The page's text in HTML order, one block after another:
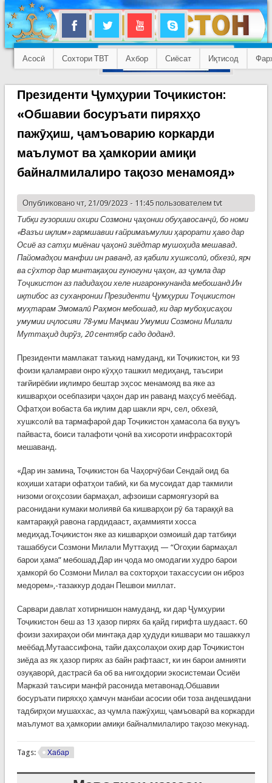
Асосӣ Сохтори ТВТ Ахбор Сиёсат Иқтисод
Президенти Ҷумҳурии Тоҷикистон:
«Обшавии босуръати пиряхҳо
пажӯҳиш, ҷамъоварию коркарди
маълумот ва ҳамкории амиқи
байналмилалиро тақозо менамояд»
Опубликовано чт, 21/09/2023 - 11:45 пользователем tvt
Тибқи гузориши охири Созмони ҷаҳонии обуҳавосанҷӣ, бо номи
«Вазъи иқлим» гармшавии ғайримаъмулии ҳарорати ҳаво дар
Осиё аз сатҳи миёнаи ҷаҳонӣ зиёдтар мушоҳида мешавад.
Пайомадҳои манфии ин раванд, аз қабили хушксолӣ, обхезӣ, ярч
ва сӯхтор дар минтақаҳои гуногуни ҷаҳон, аз ҷумла дар
Тоҷикистон аз падидаҳои хеле нигаронкунанда мебошанд.Ин
иқтибос аз суханронии Президенти Ҷумҳурии Тоҷикистон
муҳтарам Эмомалӣ Раҳмон мебошад, ки дар мубоҳисаҳои
умумии иҷлосияи 78-уми Маҷмаи Умумии Созмони Милали
Муттаҳид дирўз, 20 сентябр садо доданд.
Президенти мамлакат таъкид намуданд, ки Тоҷикистон, ки 93
фоизи қаламрави онро кӯҳҳо ташкил медиҳанд, таъсири
тағйирёбии иқлимро бештар эҳсос менамояд ва яке аз
кишварҳои осебпазири ҷаҳон дар ин раванд маҳсуб меёбад.
Офатҳои вобаста ба иқлим дар шакли ярч, сел, обхезӣ,
хушксолӣ ва тармафароӣ дар Тоҷикистон ҳамасола ба вуқуъ
пайваста, боиси талафоти ҷонӣ ва хисороти инфрасохторӣ
мешаванд.
«Дар ин замина, Тоҷикистон ба Чаҳорчӯбаи Сендай оид ба
коҳиши хатари офатҳои табиӣ, ки ба мусоидат дар такмили
низоми огоҳсозии бармаҳал, афзоиши сармоягузорӣ ва
расонидани кумаки молиявӣ ба кишварҳои рӯ ба тараққӣ ва
камтараққӣ равона гардидааст, аҳаммияти хосса
медиҳад.Тоҷикистон яке аз кишварҳои озмоишӣ дар татбиқи
ташаббуси Созмони Милали Муттаҳид — “Огоҳии бармаҳал
барои ҳама” мебошад.Дар ин ҷода мо омодагии худро барои
ҳамкорӣ бо Созмони Милал ва сохторҳои тахассусии он иброз
медорем»,-тазаккур додан Пешвои миллат.
Сарвари давлат хотирнишон намуданд, ки дар Ҷумҳурии
Тоҷикистон беш аз 13 ҳазор пирях ба қайд гирифта шудааст. 60
фоизи захираҳои оби минтақа дар ҳудуди кишвари мо ташаккул
меёбад.Мутаассифона, тайи даҳсолаҳои охир дар Тоҷикистон
зиёда аз як ҳазор пирях аз байн рафтааст, ки ин барои амнияти
озуқаворӣ, дастрасӣ ба об ва нигоҳдории экосистемаи Осиёи
Марказӣ таъсири манфӣ расонида метавонад.Обшавии
босуръати пиряхҳо ҳамчун манбаи асосии оби тоза андешидани
тадбирҳои мушаххас, аз ҷумла пажӯҳиш, ҷамъоварӣ ва коркарди
маълумот ва ҳамкории амиқи байналмилалиро тақозо мекунад.
Tags: Хабар